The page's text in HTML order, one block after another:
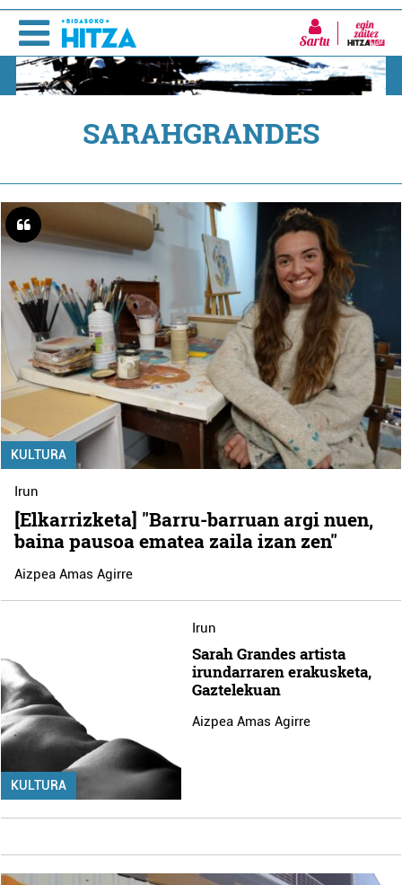
Sartu
SARAHGRANDES
KULTURA
Irun
[Elkarrizketa] "Barru-barruan argi nuen,
baina pausoa ematea zaila izan zen"
Aizpea Amas Agirre
KULTURA
Irun
Sarah Grandes artista
irundarraren erakusketa,
Gaztelekuan
Aizpea Amas Agirre